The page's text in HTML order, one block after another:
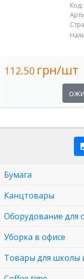
Код:
112.50 грн/шт
Бумага
Канцтовары
Оборудование для
Уборка в офисе
Товары для школы